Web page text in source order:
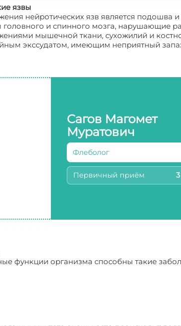
язвы
нейротических язв является подошва
головного и спинного мозга, нарушающие
мышечной ткани, сухожилий и
экссудатом, имеющим неприятный
Сагов Магомет
Муратович
Флеболог
Первичный приём
функции организма способны такие